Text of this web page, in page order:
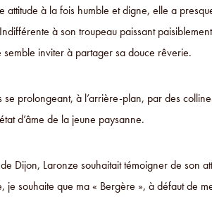
attitude à la fois humble et digne, elle a
à son troupeau paissant
semble inviter à partager sa douce rêverie.
se prolongeant, à l’arrière-plan, par des
d’âme de la jeune paysanne.
Dijon, Laronze souhaitait témoigner de son
je souhaite que ma « Bergère », à défaut de